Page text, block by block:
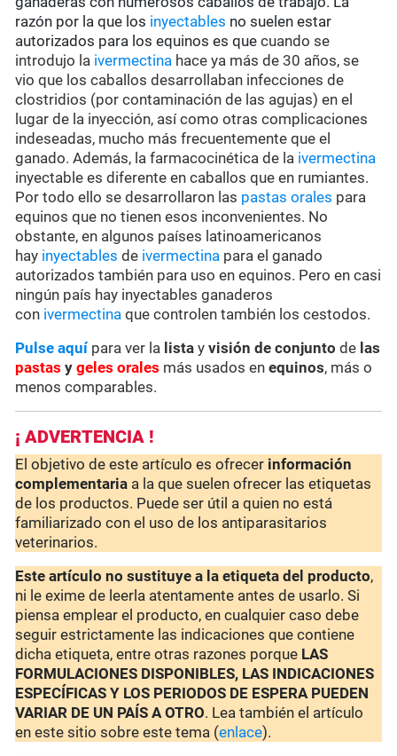
razón por la que los inyectables no suelen estar
autorizados para los equinos es quecuando se
introdujo la ivermectina hace ya más de 30 años, se
vio que los caballos desarrollaban infecciones de
clostridios (por contaminación de las agujas) en el
lugar de la inyección, así como otras complicaciones
indeseadas, mucho más frecuentemente que el
ganado. Además, la farmacocinética de la ivermectina
inyectable es diferente en caballos que en rumiantes.
Por todo ello se desarrollaron las pastas orales para
equinos que no tienen esos inconvenientes. No
obstante, en algunos países latinoamericanos
hay inyectables de ivermectina para el ganado
autorizados también para uso en equinos. Pero en casi
ningún país hay inyectables ganaderos
con ivermectina que controlen también los cestodos.
Pulse aquípara ver la lista yvisión de conjunto de las
pastas ygeles orales más usados en equinos, más o
menos comparables.
¡ ADVERTENCIA !
El objetivo de este artículo es ofrecer información
complementaria a la que suelen ofrecer las etiquetas
de los productos. Puede ser útil a quien no está
familiarizado con el uso de los antiparasitarios
veterinarios.
Este artículo no sustituye a la etiqueta del producto,
ni le exime de leerla atentamente antes de usarlo. Si
piensa emplear el producto, en cualquier caso debe
seguir estrictamente las indicaciones que contiene
dicha etiqueta, entre otras razones porque LAS
FORMULACIONES DISPONIBLES, LAS INDICACIONES
ESPECÍFICAS Y LOS PERIODOS DE ESPERA PUEDEN
VARIAR DE UN PAÍS A OTRO. Lea también el artículo
en este sitio sobre este tema (enlace).